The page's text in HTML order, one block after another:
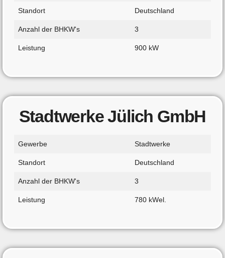
Standort Deutschland
Anzahl der BHKW's 3
Leistung 900 kW
Stadtwerke Jülich GmbH
Gewerbe Stadtwerke
Standort Deutschland
Anzahl der BHKW's 3
Leistung 780 kWel.